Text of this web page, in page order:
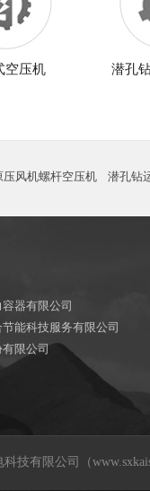
空压机 潜孔
压风机螺杆空压机 潜孔钻
器有限公司
能科技服务有限公司
限公司
技有限公司（